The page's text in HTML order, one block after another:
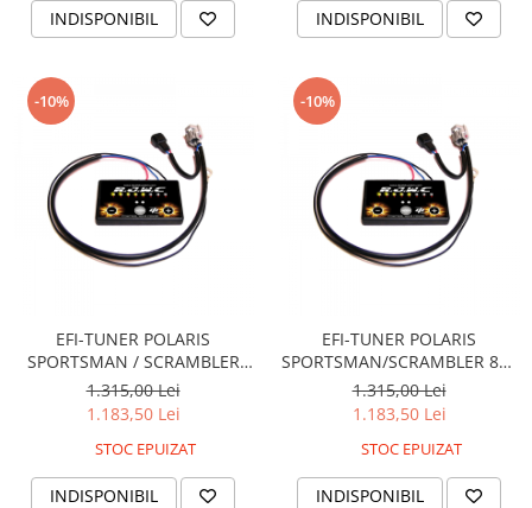
Pompa Presiune
Sistem Alimentare
Sonda Combustibil
CFMOTO
Linhai
Piese Snowmobil
Carcase
Praguri
INDISPONIBIL INDISPONIBIL
-10%
EFI-TUNER POLARIS
SPORTSMAN / SCRAMBLER
1000 2014-2019
1.315,00 Lei
1.183,50 Lei
STOC EPUIZAT
INDISPONIBIL
-10%
EFI-TUNER POLARIS
SPORTSMAN/SCRAMBLER 850
2009-2019
1.315,00 Lei
1.183,50 Lei
STOC EPUIZAT
INDISPONIBIL